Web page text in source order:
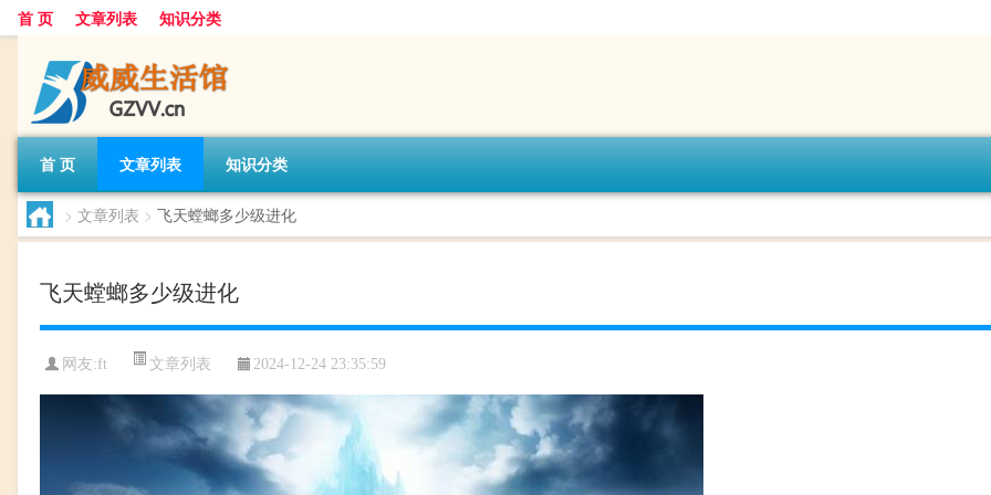
首 页 文章列表 知识分类
首 页 文章列表 知识分类
> 文章列表 > 飞天螳螂多少级进化
飞天螳螂多少级进化
网友:ft 文章列表 2024-12-24 23:35:59